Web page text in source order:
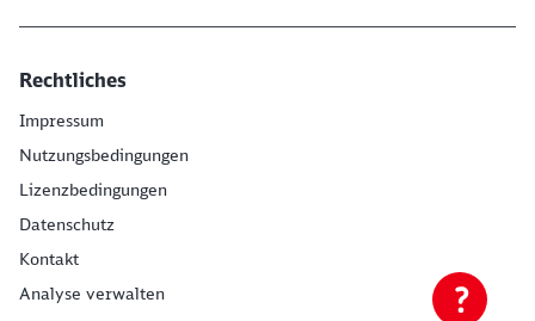
Rechtliches
Impressum
Nutzungsbedingungen
Lizenzbedingungen
Datenschutz
Kontakt
Analyse verwalten